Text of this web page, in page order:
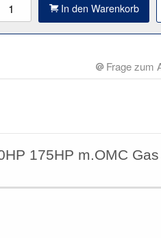
In den Warenkorb
Frage zum
175HP m.OMC Gas